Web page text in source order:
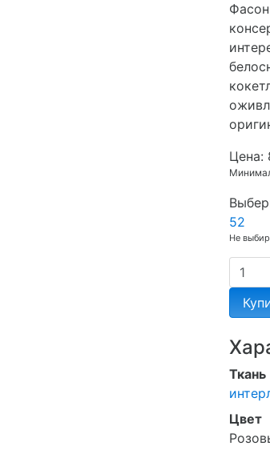
Цена:
52
Не
Ткань
Цвет